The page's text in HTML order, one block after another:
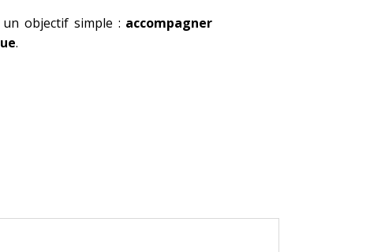
objectif simple : accompagner
.